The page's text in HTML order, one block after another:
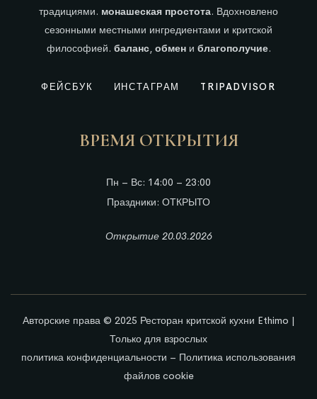
традициями. монашеская простота. Вдохновлено
сезонными местными ингредиентами и критской
философией. баланс, обмени благополучие.
ФЕЙСБУК ИНСТАГРАМ TRIPADVISOR
ВРЕМЯ ОТКРЫТИЯ
Пн – Вс: 14:00 – 23:00
Праздники: ОТКРЫТО
Открытие 20.03.2026
Авторские права © 2025 Ресторан критской кухни Ethimo |
Только для взрослых
политика конфиденциальности – Политика использования
файлов cookie